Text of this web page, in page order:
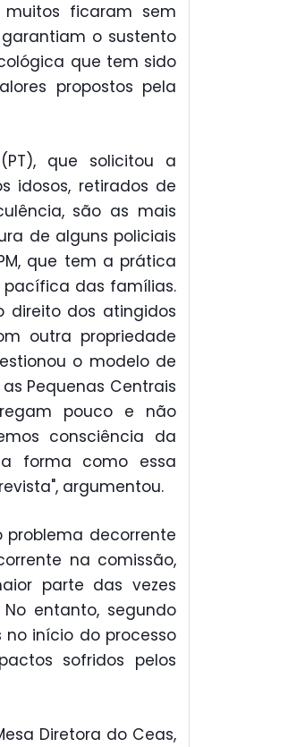
ficaram sem
o sustento
que tem sido
propostos pela
que solicitou a
idosos, retirados de
são as mais
de alguns policiais
que tem a prática
das famílias.
direito dos atingidos
outra propriedade
o modelo de
Pequenas Centrais
pouco e não
consciência da
forma como essa
argumentou.
problema decorrente
na comissão,
parte das vezes
entanto, segundo
início do processo
sofridos pelos
Diretora do Ceas,